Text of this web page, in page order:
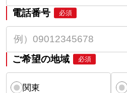
電話番号 必須
ご希望の地域 必須
関東